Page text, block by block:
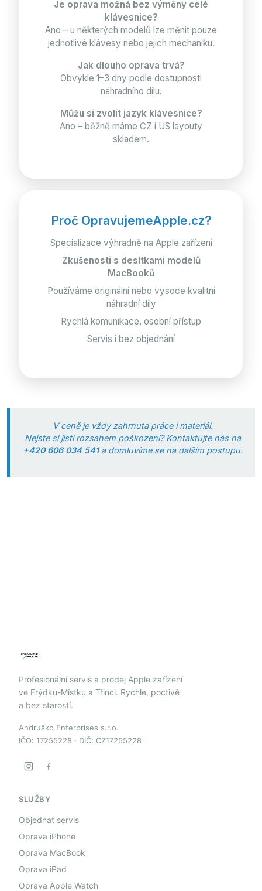
Je oprava možná bez výměny celé
klávesnice?
Ano – u některých modelů lze měnit pouze
jednotlivé klávesy nebo jejich mechaniku.
Jak dlouho oprava trvá?
Obvykle 1–3 dny podle dostupnosti
náhradního dílu.
Můžu si zvolit jazyk klávesnice?
Ano – běžně máme CZ i US layouty
skladem.
Proč OpravujemeApple.cz?
Specializace výhradně na Apple zařízení
Zkušenosti s desítkami modelů
MacBooků
Používáme originální nebo vysoce kvalitní
náhradní díly
Rychlá komunikace, osobní přístup
Servis i bez objednání
V ceně je vždy zahrnuta práce i materiál.
Nejste si jisti rozsahem poškození? Kontaktujte nás na
+420 606 034 541a domluvíme se na dalším postupu.
Profesionální servis a prodej Apple zařízení
ve Frýdku-Místku a Třinci. Rychle, poctivě
a bez starostí.
Andruško Enterprises s.r.o.
IČO: 17255228 · DIČ: CZ17255228
SLUŽBY
Objednat servis
Oprava iPhone
Oprava MacBook
Oprava iPad
Oprava Apple Watch